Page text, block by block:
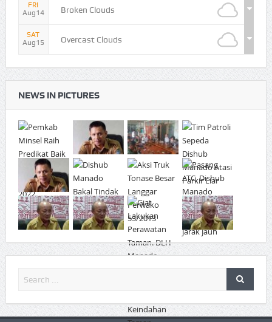
FRI
Aug14
Broken Clouds
SAT
Aug15
Overcast Clouds
NEWS IN PICTURES